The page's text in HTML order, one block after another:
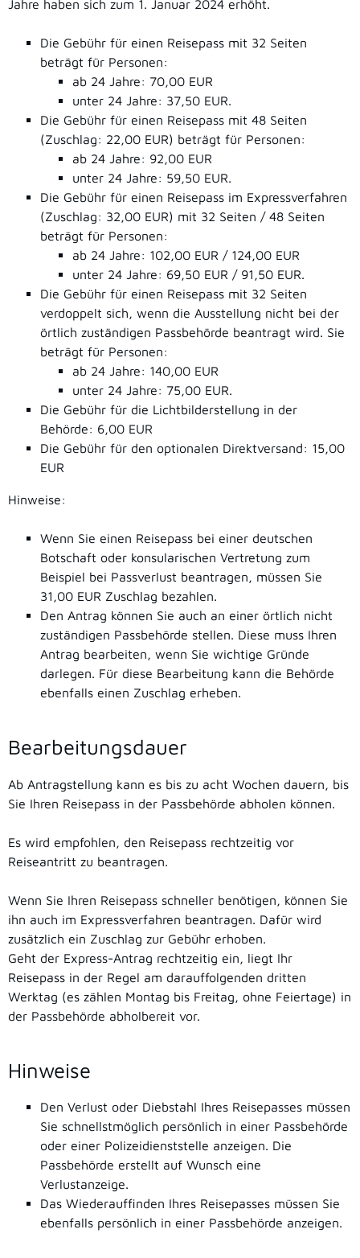
Jahre haben sich zum 1. Januar 2024 erhöht.
Die Gebühr für einen Reisepass mit 32 Seiten
beträgt für Personen:
ab 24 Jahre: 70,00 EUR
unter 24 Jahre: 37,50 EUR.
Die Gebühr für einen Reisepass mit 48 Seiten
(Zuschlag: 22,00 EUR) beträgt für Personen:
ab 24 Jahre: 92,00 EUR
unter 24 Jahre: 59,50 EUR.
Die Gebühr für einen Reisepass im Expressverfahren
(Zuschlag: 32,00 EUR) mit 32 Seiten / 48 Seiten
beträgt für Personen:
ab 24 Jahre: 102,00 EUR / 124,00 EUR
unter 24 Jahre: 69,50 EUR / 91,50 EUR.
Die Gebühr für einen Reisepass mit 32 Seiten
verdoppelt sich, wenn die Ausstellung nicht bei der
örtlich zuständigen Passbehörde beantragt wird. Sie
beträgt für Personen:
ab 24 Jahre: 140,00 EUR
unter 24 Jahre: 75,00 EUR.
Die Gebühr für die Lichtbilderstellung in der
Behörde: 6,00 EUR
Die Gebühr für den optionalen Direktversand: 15,00
EUR
Hinweise:
Wenn Sie einen Reisepass bei einer deutschen
Botschaft oder konsularischen Vertretung zum
Beispiel bei Passverlust beantragen, müssen Sie
31,00 EUR Zuschlag bezahlen.
Den Antrag können Sie auch an einer örtlich nicht
zuständigen Passbehörde stellen. Diese muss Ihren
Antrag bearbeiten, wenn Sie wichtige Gründe
darlegen. Für diese Bearbeitung kann die Behörde
ebenfalls einen Zuschlag erheben.
Bearbeitungsdauer
Ab Antragstellung kann es bis zu acht Wochen dauern, bis
Sie Ihren Reisepass in der Passbehörde abholen können.
Es wird empfohlen, den Reisepass rechtzeitig vor
Reiseantritt zu beantragen.
Wenn Sie Ihren Reisepass schneller benötigen, können Sie
ihn auch im Expressverfahren beantragen. Dafür wird
zusätzlich ein Zuschlag zur Gebühr erhoben.
Geht der Express-Antrag rechtzeitig ein, liegt Ihr
Reisepass in der Regel am darauffolgenden dritten
Werktag (es zählen Montag bis Freitag, ohne Feiertage) in
der Passbehörde abholbereit vor.
Hinweise
Den Verlust oder Diebstahl Ihres Reisepasses müssen
Sie schnellstmöglich persönlich in einer Passbehörde
oder einer Polizeidienststelle anzeigen. Die
Passbehörde erstellt auf Wunsch eine
Verlustanzeige.
Das Wiederauffinden Ihres Reisepasses müssen Sie
ebenfalls persönlich in einer Passbehörde anzeigen.